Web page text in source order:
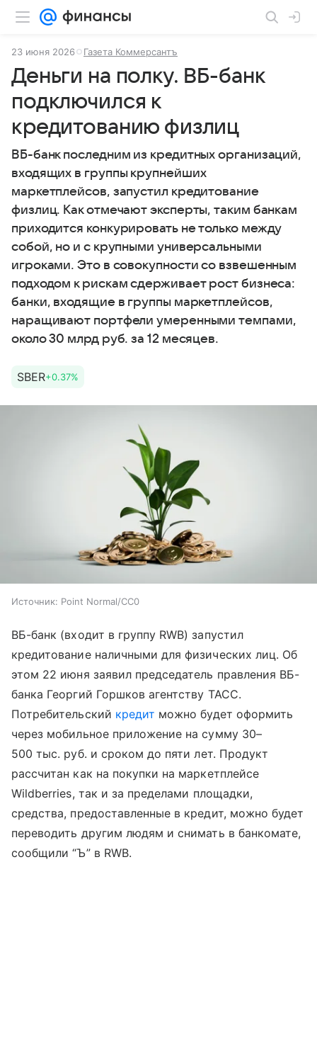
23 июня 2026 Газета Коммерсантъ
Деньги на полку. ВБ-банк
подключился к
кредитованию физлиц
ВБ-банк последним из кредитных организаций,
входящих в группы крупнейших
маркетплейсов, запустил кредитование
физлиц. Как отмечают эксперты, таким банкам
приходится конкурировать не только между
собой, но и с крупными универсальными
игроками. Это в совокупности со взвешенным
подходом к рискам сдерживает рост бизнеса:
банки, входящие в группы маркетплейсов,
наращивают портфели умеренными темпами,
около 30 млрд руб. за 12 месяцев.
SBER+0.37%
Источник: Point Normal/CC0
ВБ-банк (входит в группу RWB) запустил
кредитование наличными для физических лиц. Об
этом 22 июня заявил председатель правления ВБ-
банка Георгий Горшков агентству ТАСС.
Потребительский кредит можно будет оформить
через мобильное приложение на сумму 30–
500 тыс. руб. и сроком до пяти лет. Продукт
рассчитан как на покупки на маркетплейсе
Wildberries, так и за пределами площадки,
средства, предоставленные в кредит, можно будет
переводить другим людям и снимать в банкомате,
сообщили “Ъ” в RWB.